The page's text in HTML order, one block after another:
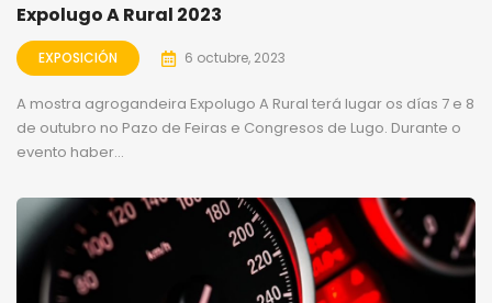
Expolugo A Rural 2023
EXPOSICIÓN 6 octubre, 2023
A mostra agrogandeira Expolugo A Rural terá lugar os días 7 e 8
de outubro no Pazo de Feiras e Congresos de Lugo. Durante o
evento haber...